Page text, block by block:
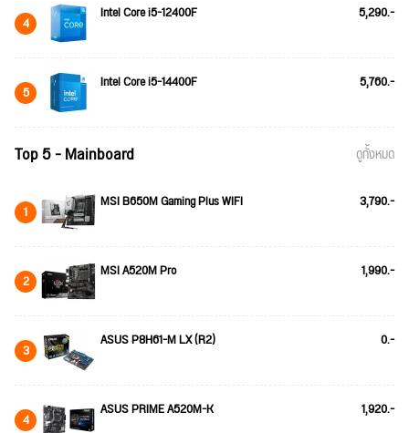
4 Intel Core i5-12400F 5,290.-
5 Intel Core i5-14400F 5,760.-
Top 5 - Mainboard ดูทั้งหมด
1 MSI B650M Gaming Plus WIFI 3,790.-
2 MSI A520M Pro 1,990.-
3 ASUS P8H61-M LX (R2) 0.-
4 ASUS PRIME A520M-K 1,920.-